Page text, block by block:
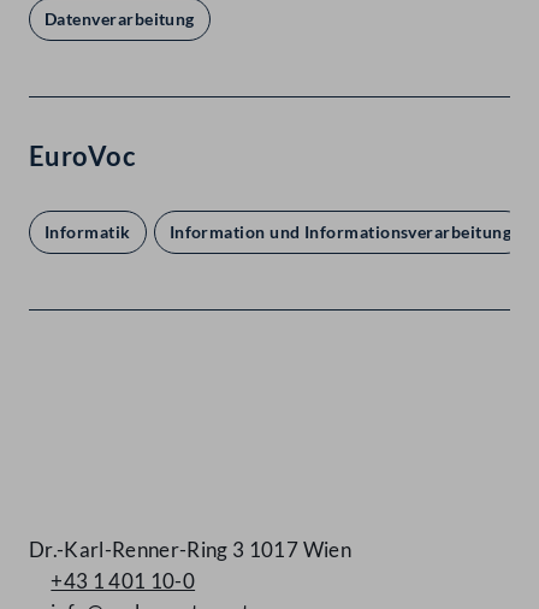
Datenverarbeitung
EuroVoc
Informatik Information und Informationsverarbeitung
Dr.-Karl-Renner-Ring 3 1017 Wien
+43 1 401 10-0